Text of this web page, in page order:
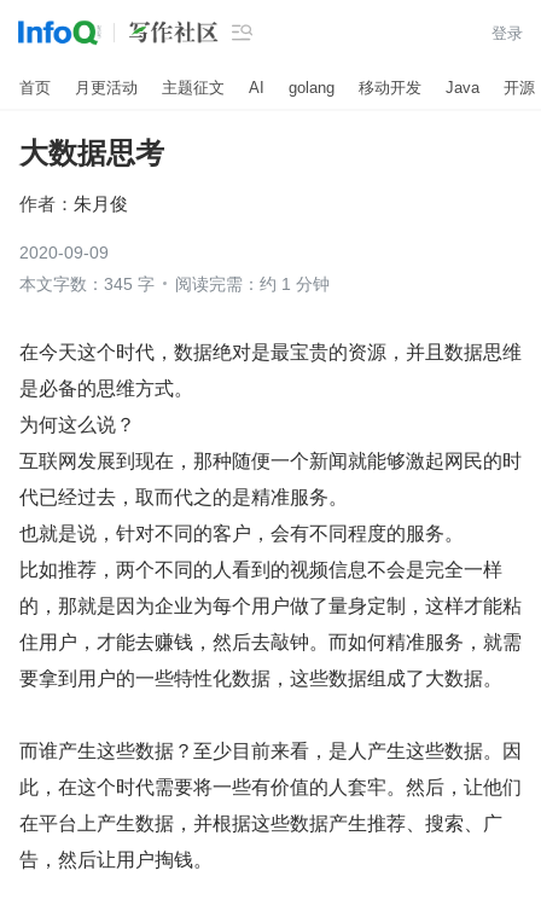
 登录
首页 月更活动 主题征文 AI golang 移动开发 Java 开源
大数据思考
作者： 朱月俊
2020-09-09
本文字数：345 字
阅读完需：约 1 分钟
在今天这个时代，数据绝对是最宝贵的资源，并且数据思维
是必备的思维方式。
为何这么说？
互联网发展到现在，那种随便一个新闻就能够激起网民的时
代已经过去，取而代之的是精准服务。
也就是说，针对不同的客户，会有不同程度的服务。
比如推荐，两个不同的人看到的视频信息不会是完全一样
的，那就是因为企业为每个用户做了量身定制，这样才能粘
住用户，才能去赚钱，然后去敲钟。而如何精准服务，就需
要拿到用户的一些特性化数据，这些数据组成了大数据。
而谁产生这些数据？至少目前来看，是人产生这些数据。因
此，在这个时代需要将一些有价值的人套牢。然后，让他们
在平台上产生数据，并根据这些数据产生推荐、搜索、广
告，然后让用户掏钱。